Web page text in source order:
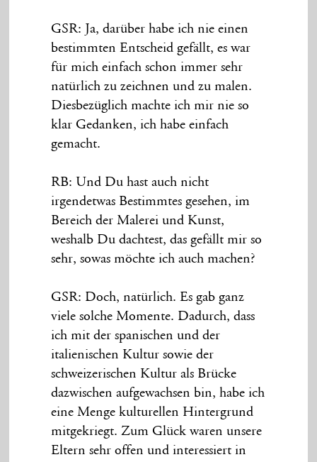
GSR: Ja, darüber habe ich nie einen
bestimmten Entscheid gefällt, es war
für mich einfach schon immer sehr
natürlich zu zeichnen und zu malen.
Diesbezüglich machte ich mir nie so
klar Gedanken, ich habe einfach
gemacht.
RB: Und Du hast auch nicht
irgendetwas Bestimmtes gesehen, im
Bereich der Malerei und Kunst,
weshalb Du dachtest, das gefällt mir so
sehr, sowas möchte ich auch machen?
GSR: Doch, natürlich. Es gab ganz
viele solche Momente. Dadurch, dass
ich mit der spanischen und der
italienischen Kultur sowie der
schweizerischen Kultur als Brücke
dazwischen aufgewachsen bin, habe ich
eine Menge kulturellen Hintergrund
mitgekriegt. Zum Glück waren unsere
Eltern sehr offen und interessiert in